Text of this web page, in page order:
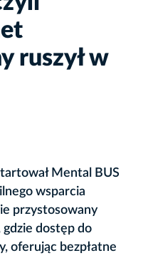
ruszył w
Mental BUS
wsparcia
przystosowany
gdzie dostęp do
oferując bezpłatne